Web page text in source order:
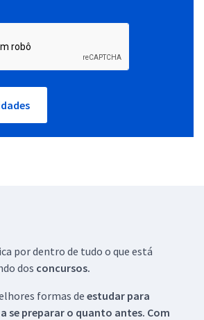
por dentro de tudo o que está
dos concursos.
formas de estudar para
se preparar o quanto antes. Com